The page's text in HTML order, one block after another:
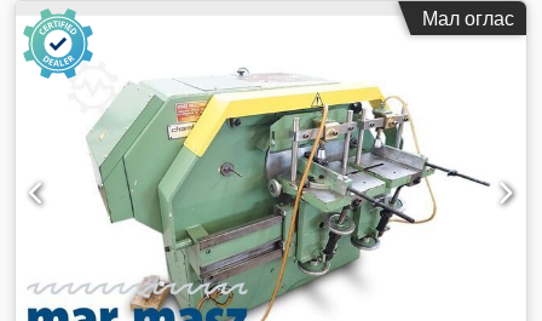
Мал оглас